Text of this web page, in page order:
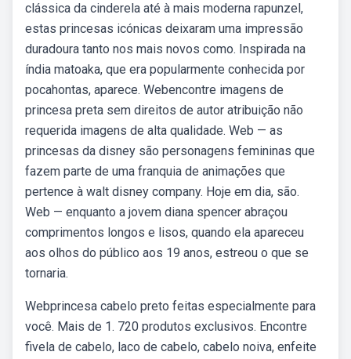
clássica da cinderela até à mais moderna rapunzel,
estas princesas icónicas deixaram uma impressão
duradoura tanto nos mais novos como. Inspirada na
índia matoaka, que era popularmente conhecida por
pocahontas, aparece. Webencontre imagens de
princesa preta sem direitos de autor atribuição não
requerida imagens de alta qualidade. Web — as
princesas da disney são personagens femininas que
fazem parte de uma franquia de animações que
pertence à walt disney company. Hoje em dia, são.
Web — enquanto a jovem diana spencer abraçou
comprimentos longos e lisos, quando ela apareceu
aos olhos do público aos 19 anos, estreou o que se
tornaria.
Webprincesa cabelo preto feitas especialmente para
você. Mais de 1. 720 produtos exclusivos. Encontre
fivela de cabelo, laco de cabelo, cabelo noiva, enfeite